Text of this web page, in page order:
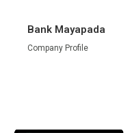
Bank Mayapada
Company Profile